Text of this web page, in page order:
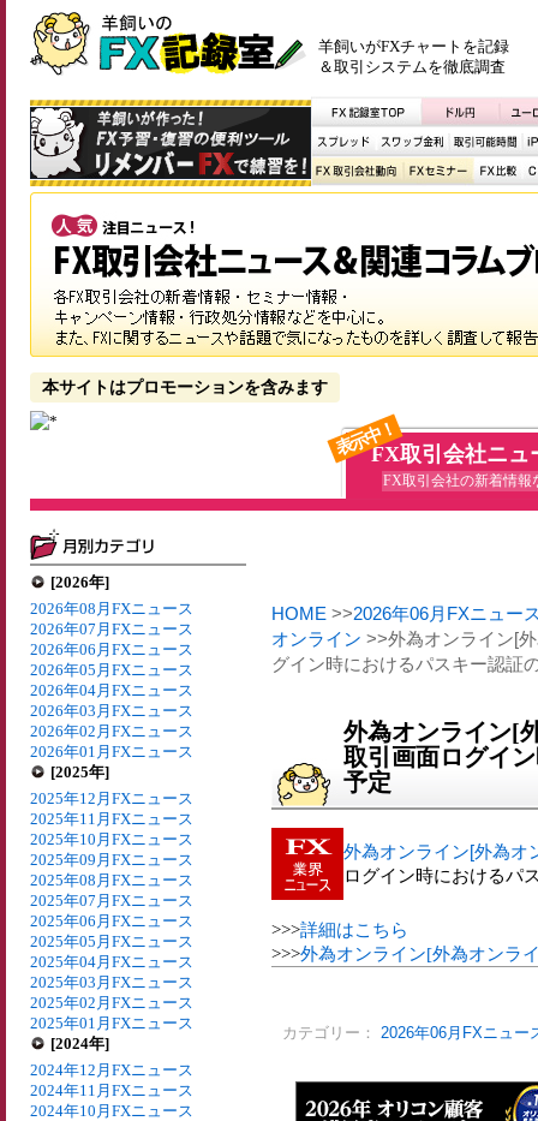
羊飼いがFXチャートを記録
＆取引システムを徹底調査
本サイトはプロモーションを含みます
表示中！FX取引会社ニュ
FX取引会社の新着情報
[2026年]
2026年08月FXニュース
2026年07月FXニュース
2026年06月FXニュース
2026年05月FXニュース
2026年04月FXニュース
2026年03月FXニュース
2026年02月FXニュース
2026年01月FXニュース
[2025年]
2025年12月FXニュース
2025年11月FXニュース
2025年10月FXニュース
2025年09月FXニュース
2025年08月FXニュース
2025年07月FXニュース
2025年06月FXニュース
2025年05月FXニュース
2025年04月FXニュース
2025年03月FXニュース
2025年02月FXニュース
2025年01月FXニュース
[2024年]
2024年12月FXニュース
2024年11月FXニュース
2024年10月FXニュース
HOME >>2026年06月FXニュー
オンライン >>外為オンライン[
グイン時におけるパスキー認証
外為オンライン[
取引画面ログイ
予定
外為オンライン[外為オ
ログイン時におけるパ
>>>詳細はこちら
>>>外為オンライン[外為オンラ
カテゴリー： 2026年06月FXニュー